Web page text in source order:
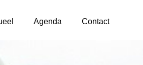
Agenda Contact